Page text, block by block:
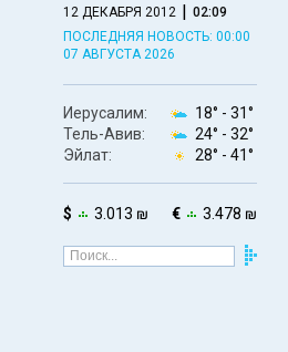
12 ДЕКАБРЯ 2012 | 02:09
ПОСЛЕДНЯЯ НОВОСТЬ: 00:00
07 АВГУСТА 2026
Иерусалим: 18° - 31°
Тель-Авив:
24° - 32°
Эйлат:
28° - 41°
$ 3.013 ₪ € 3.478 ₪